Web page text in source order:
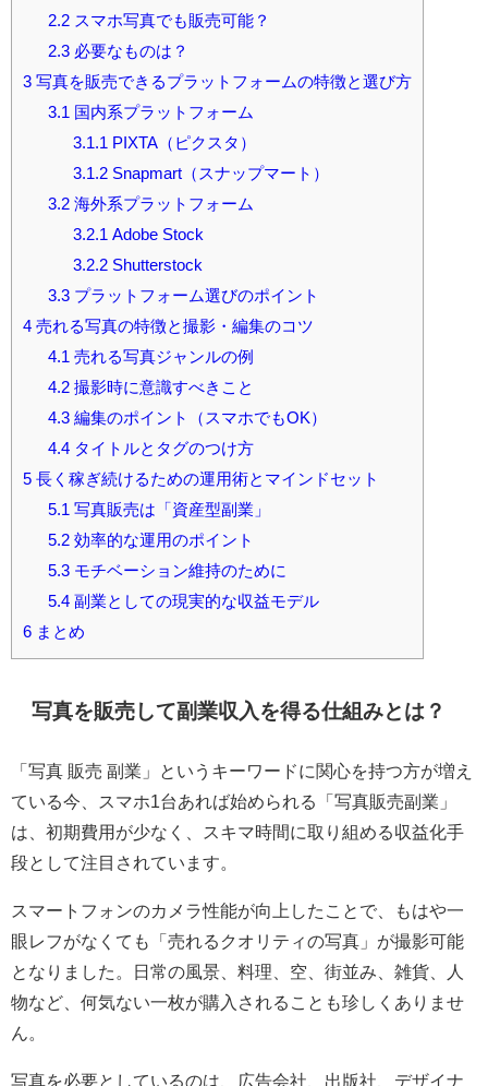
2.2スマホ写真でも販売可能？
2.3必要なものは？
3 写真を販売できるプラットフォームの特徴と選び方
3.1 国内系プラットフォーム
3.1.1 PIXTA（ピクスタ）
3.1.2Snapmart（スナップマート）
3.2海外系プラットフォーム
3.2.1 Adobe Stock
3.2.2Shutterstock
3.3プラットフォーム選びのポイント
4 売れる写真の特徴と撮影・編集のコツ
4.1 売れる写真ジャンルの例
4.2撮影時に意識すべきこと
4.3編集のポイント（スマホでもOK）
4.4タイトルとタグのつけ方
5 長く稼ぎ続けるための運用術とマインドセット
5.1 写真販売は「資産型副業」
5.2効率的な運用のポイント
5.3モチベーション維持のために
5.4副業としての現実的な収益モデル
6 まとめ
写真を販売して副業収入を得る仕組みとは？
「写真 販売 副業」というキーワードに関心を持つ方が増え
ている今、スマホ1台あれば始められる「写真販売副業」
は、初期費用が少なく、スキマ時間に取り組める収益化手
段として注目されています。
スマートフォンのカメラ性能が向上したことで、もはや一
眼レフがなくても「売れるクオリティの写真」が撮影可能
となりました。日常の風景、料理、空、街並み、雑貨、人
物など、何気ない一枚が購入されることも珍しくありませ
ん。
写真を必要としているのは、広告会社、出版社、デザイナ